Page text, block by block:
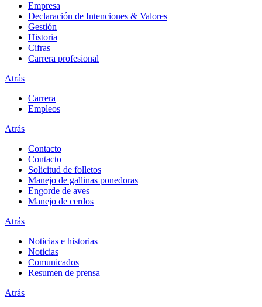
Empresa
Declaración de Intenciones & Valores
Gestión
Historia
Cifras
Carrera profesional
Atrás
Carrera
Empleos
Atrás
Contacto
Contacto
Solicitud de folletos
Manejo de gallinas ponedoras
Engorde de aves
Manejo de cerdos
Atrás
Noticias e historias
Noticias
Comunicados
Resumen de prensa
Atrás